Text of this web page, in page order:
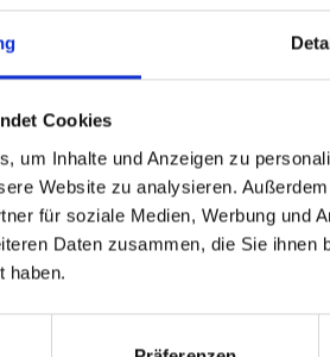
Cookies
um Inhalte und Anzeigen zu
Website zu analysieren.
für soziale Medien, Werbung und
Daten zusammen, die Sie
haben.